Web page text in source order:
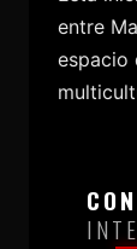
entre
espacio